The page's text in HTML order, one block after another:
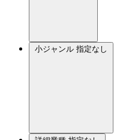
小ジャンル 指定なし